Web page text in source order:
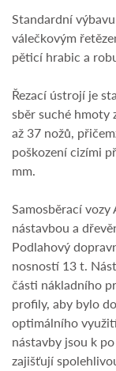
Standardní
válečkovým
pěticí hrabic a
Řezací ústrojí je
sběr suché hmoty
až 37 nožů,
poškození cizími
mm.
Samosběrací
nástavbou a
Podlahový
nosností 13 t.
části nákladního
profily, aby bylo
optimálního
nástavby jsou k
zajišťují